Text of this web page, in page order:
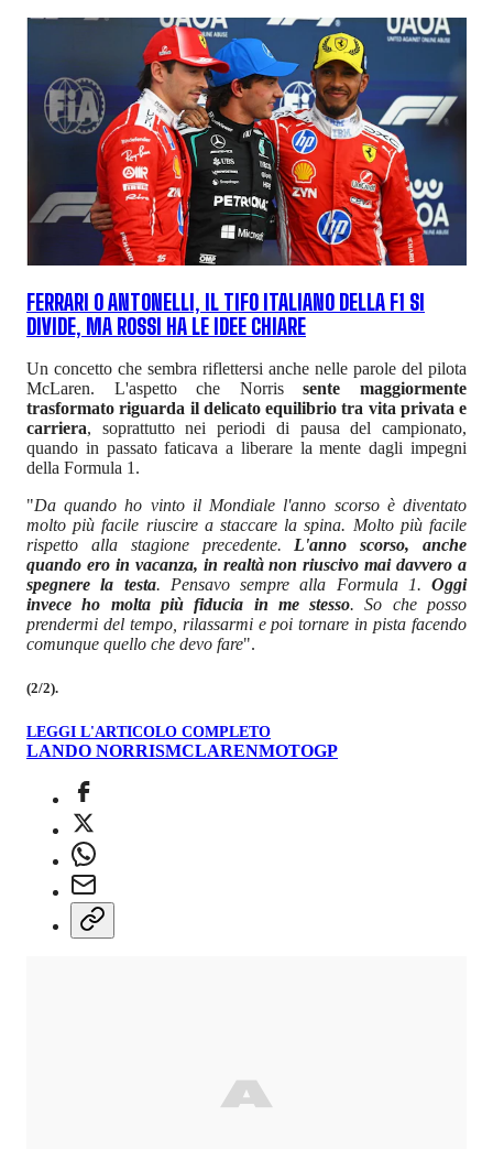
FERRARI O ANTONELLI, IL TIFO ITALIANO DELLA F1 SI
DIVIDE, MA ROSSI HA LE IDEE CHIARE
Un concetto che sembra riflettersi anche nelle parole del pilota
McLaren. L'aspetto che Norrissente maggiormente
trasformato riguarda il delicato equilibrio tra vita privata e
carriera, soprattutto nei periodi di pausa del campionato,
quando in passato faticava a liberare la mente dagli impegni
della Formula 1.
"Da quando ho vinto il Mondiale l'anno scorso è diventato
molto più facile riuscire a staccare la spina. Molto più facile
rispetto alla stagione precedente. L'anno scorso, anche
quando ero in vacanza, in realtà non riuscivo mai davvero a
spegnere la testa. Pensavo sempre alla Formula 1. Oggi
invece ho molta più fiducia in me stesso. So che posso
prendermi del tempo, rilassarmi e poi tornare in pista facendo
comunque quello che devo fare".
(2/2).
LEGGI L'ARTICOLO COMPLETO
LANDO NORRISMCLARENMOTOGP